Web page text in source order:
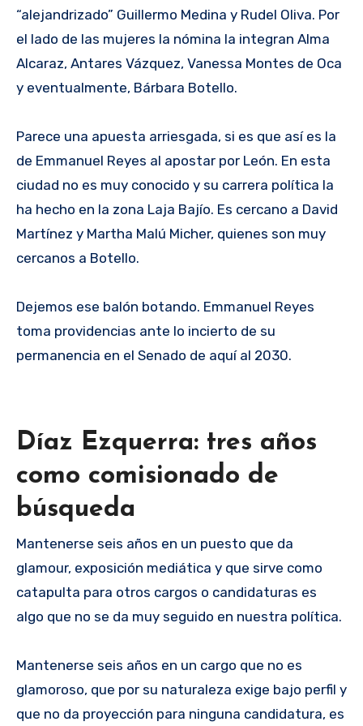
“alejandrizado” Guillermo Medina y Rudel Oliva. Por
el lado de las mujeres la nómina la integran Alma
Alcaraz, Antares Vázquez, Vanessa Montes de Oca
y eventualmente, Bárbara Botello.
Parece una apuesta arriesgada, si es que así es la
de Emmanuel Reyes al apostar por León. En esta
ciudad no es muy conocido y su carrera política la
ha hecho en la zona Laja Bajío. Es cercano a David
Martínez y Martha Malú Micher, quienes son muy
cercanos a Botello.
Dejemos ese balón botando. Emmanuel Reyes
toma providencias ante lo incierto de su
permanencia en el Senado de aquí al 2030.
Díaz Ezquerra: tres años
como comisionado de
búsqueda
Mantenerse seis años en un puesto que da
glamour, exposición mediática y que sirve como
catapulta para otros cargos o candidaturas es
algo que no se da muy seguido en nuestra política.
Mantenerse seis años en un cargo que no es
glamoroso, que por su naturaleza exige bajo perfil y
que no da proyección para ninguna candidatura, es